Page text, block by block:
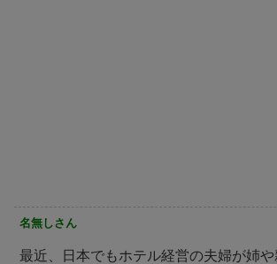
名無しさん
最近、日本でもホテル経営の夫婦が姉